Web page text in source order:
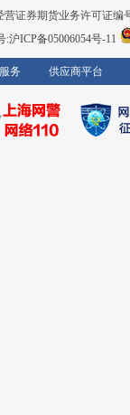
证券期货业务许可证编
:沪ICP备05006054号-11
务 供应商平台